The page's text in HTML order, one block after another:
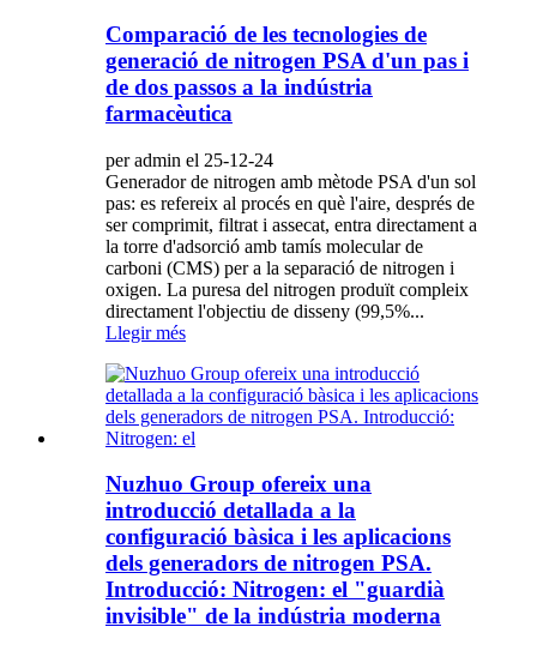
Comparació de les tecnologies de
generació de nitrogen PSA d'un pas i
de dos passos a la indústria
farmacèutica
per admin el 25-12-24
Generador de nitrogen amb mètode PSA d'un sol
pas: es refereix al procés en què l'aire, després de
ser comprimit, filtrat i assecat, entra directament a
la torre d'adsorció amb tamís molecular de
carboni (CMS) per a la separació de nitrogen i
oxigen. La puresa del nitrogen produït compleix
directament l'objectiu de disseny (99,5%...
Llegir més
Nuzhuo Group ofereix una
introducció detallada a la
configuració bàsica i les aplicacions
dels generadors de nitrogen PSA.
Introducció: Nitrogen: el "guardià
invisible" de la indústria moderna